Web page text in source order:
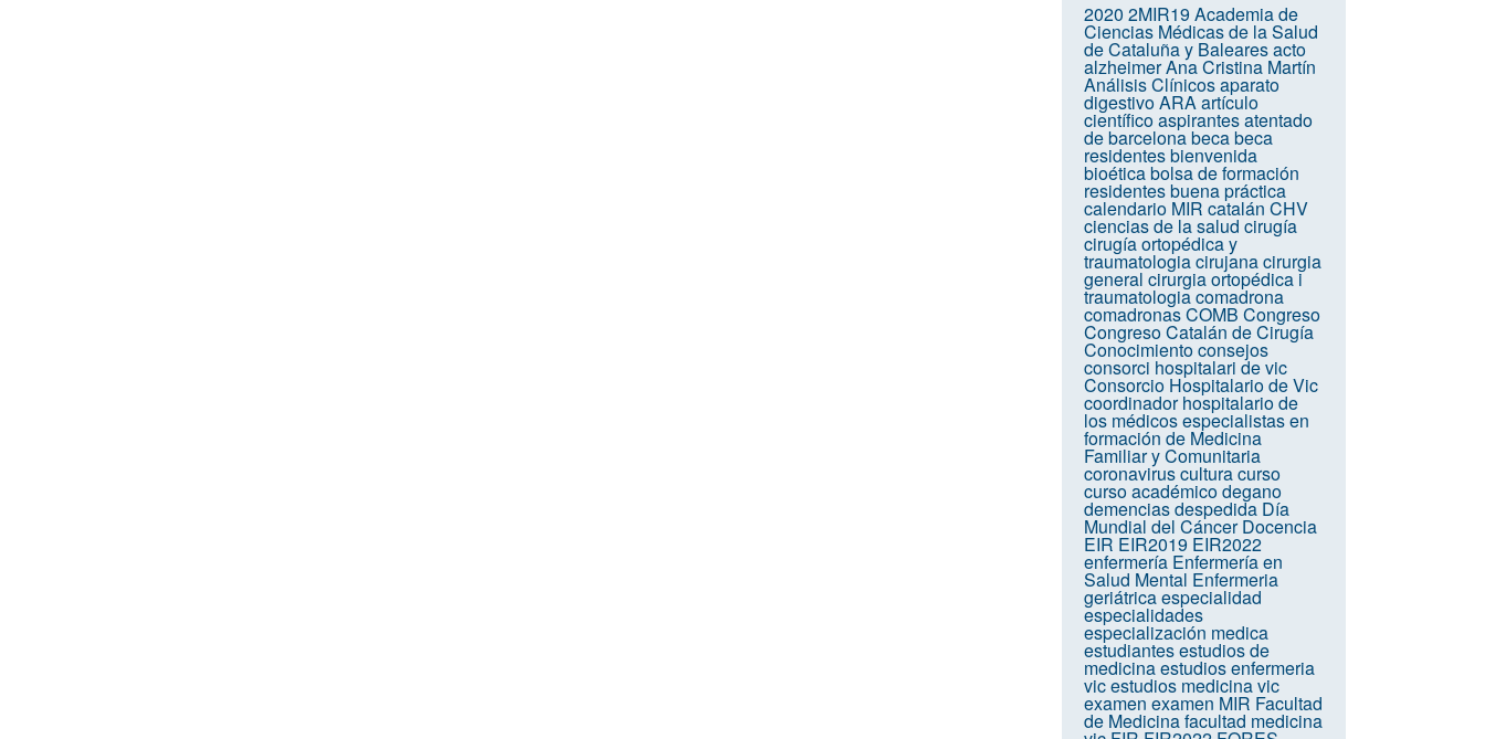
2020 2MIR19 Academia de
Ciencias Médicas de la Salud
de Cataluña y Balearesacto
alzheimerAna Cristina Martín
Análisis Clínicosaparato
digestivoARAartículo
científicoaspirantesatentado
de barcelonabecabeca
residentesbienvenida
bioéticabolsa de formación
residentesbuena práctica
calendario MIR catalán CHV
ciencias de la salud cirugía
cirugía ortopédica y
traumatologiacirujanacirurgia
general cirurgia ortopédica i
traumatologiacomadrona
comadronasCOMB Congreso
Congreso Catalán de Cirugía
Conocimientoconsejos
consorci hospitalari de vic
Consorcio Hospitalario de Vic
coordinador hospitalario de
los médicos especialistas en
formación de Medicina
Familiar y Comunitaria
coronavirusculturacurso
curso académicodegano
demenciasdespedida Día
Mundial del Cáncer Docencia
EIR EIR2019 EIR2022
enfermería Enfermería en
Salud Mental Enfermeria
geriátricaespecialidad
especialidades
especialización medica
estudiantesestudios de
medicinaestudios enfermeria
vicestudios medicina vic
examen examen MIR Facultad
de Medicinafacultad medicina